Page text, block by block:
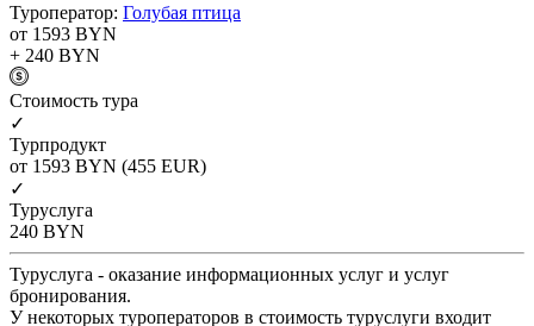
Туроператор: Голубая птица
от 1593 BYN
+ 240 BYN
Cтоимость тура
✓
Турпродукт
от 1593 BYN (455 EUR)
✓
Туруслуга
240 BYN
Туруслуга - оказание информационных услуг и услуг
бронирования.
У некоторых туроператоров в стоимость туруслуги входит